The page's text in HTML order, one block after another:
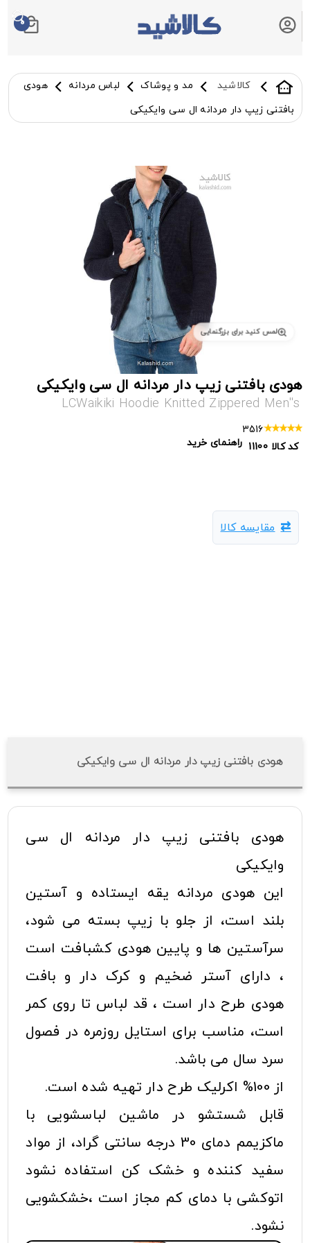
0
کالاشید مد و پوشاک لباس مردانه
هودی
بافتنی زیپ دار مردانه ال سی وایکیکی
لمس کنید برای بزرگنمایی
هودی بافتنی زیپ دار مردانه ال سی وایکیکی
LCWaikiki Hoodie Knitted Zippered Men''s
3516
کد کالا 11100 راهنمای خرید
مقایسه کالا
هودی بافتنی زیپ دار مردانه ال سی وایکیکی
هودی بافتنی زیپ دار مردانه ال سی
وایکیکی
این هودی مردانه یقه ایستاده و آستین
بلند است، از جلو با زیپ بسته می شود،
سرآستین ها و پایین هودی کشبافت است
، دارای آستر ضخیم و کرک دار و بافت
هودی طرح دار است ، قد لباس تا روی کمر
است، مناسب برای استایل روزمره در فصول
سرد سال می باشد.
از 100% اکرلیک طرح دار تهیه شده است.
قابل شستشو در ماشین لباسشویی با
ماکزیمم دمای 30 درجه سانتی گراد، از مواد
سفید کننده و خشک کن استفاده نشود
اتوکشی با دمای کم مجاز است ،خشکشویی
نشود.